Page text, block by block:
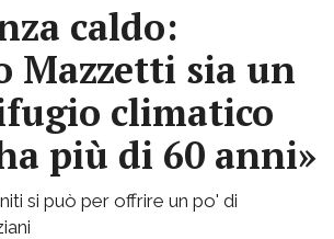
caldo:
Mazzetti sia un
climatico
più di 60 anni»
si può per offrire un po' di